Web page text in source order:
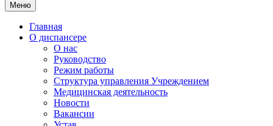
Меню
Главная
О диспансере
О нас
Руководство
Режим работы
Структура управления Учреждением
Медицинская деятельность
Новости
Вакансии